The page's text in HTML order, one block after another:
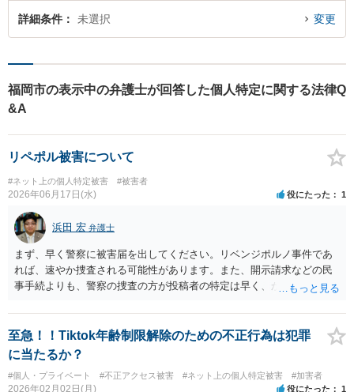
詳細条件 未選択 変更
福岡市の表示中の弁護士が回答した個人特定に関する法律Q
&A
リペポル被害について
#ネット上の個人特定被害 #被害者
2026年06月17日(水) 役にたった 1
浜田 宏 弁護士
まず、早く警察に被害届を出してください。リベンジポルノ事件であ
れば、速やか捜査される可能性があります。また、開示請求などの民
事手続よりも、警察の捜査の方が投稿者の特定は早く、かつ費用もか
に合う可能性はあります。ただ、アクセスプロバイダまでの手続を考
えると、ギリギリかも知れません。開示請求手続における最近のXの対
応は非常に遅く、不誠実で、開示請求に関わる弁護士も困っていま
至急！！Tiktok年齢制限解除のための不正行為は犯罪
に当たるか？
#個人・プライベート #不正アクセス被害 #ネット上の個人特定被害 #加害者
2026年02月02日(月) 役にたった 1